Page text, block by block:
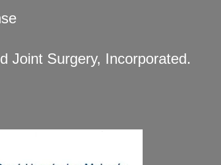
Joint Surgery, Incorporated.